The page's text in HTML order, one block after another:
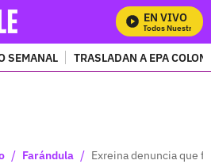
EN VIVO
Mira Todos Nuestros
SEMANAL TRASLADAN A EPA
/ Farándula / Exreina denuncia que